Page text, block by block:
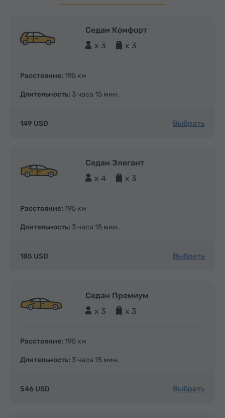
Седан Комфорт
x 3
x 3
Расстояние: 195 км
Длительность: 3 часа 15 мин.
149 USD Выбрать
Седан Элегант
x 4
x 3
Расстояние: 195 км
Длительность: 3 часа 15 мин.
185 USD Выбрать
Седан Премиум
x 3
x 3
Расстояние: 195 км
Длительность: 3 часа 15 мин.
546 USD Выбрать